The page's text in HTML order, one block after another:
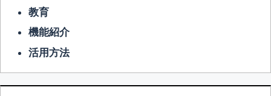
教育
機能紹介
活用方法